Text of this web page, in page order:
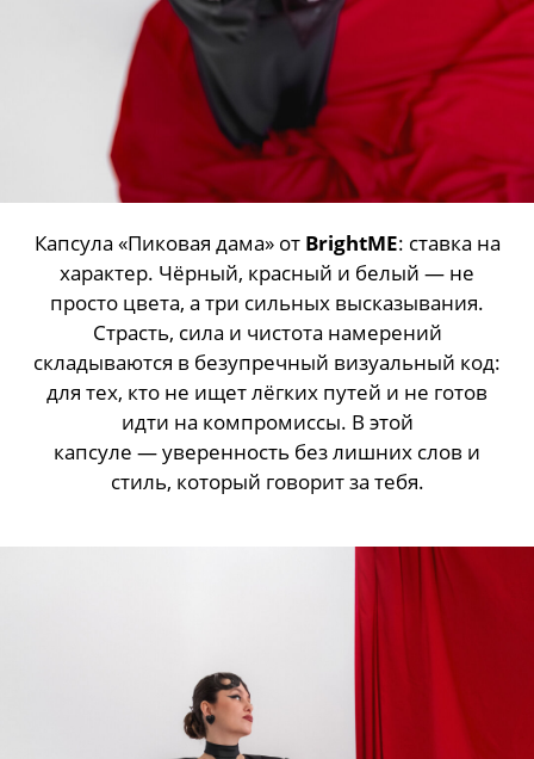
Капсула «Пиковая дама» от BrightME: ставка на
характер. Чёрный, красный и белый — не
просто цвета, а три сильных высказывания.
Страсть, сила и чистота намерений
складываются в безупречный визуальный код:
для тех, кто не ищет лёгких путей и не готов
идти на компромиссы. В этой
капсуле — уверенность без лишних слов и
стиль, который говорит за тебя.